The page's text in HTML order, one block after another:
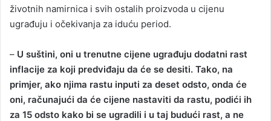
životnih namirnica i svih ostalih proizvoda u cijenu
ugrađuju i očekivanja za iduću period.
– U suštini, oni u trenutne cijene ugrađuju dodatni rast
inflacije za koji predviđaju da će se desiti. Tako, na
primjer, ako njima rastu inputi za deset odsto, onda će
oni, računajući da će cijene nastaviti da rastu, podići ih
za 15 odsto kako bi se ugradili i u taj budući rast, a ne